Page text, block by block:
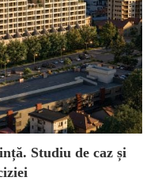
Studiu de caz și